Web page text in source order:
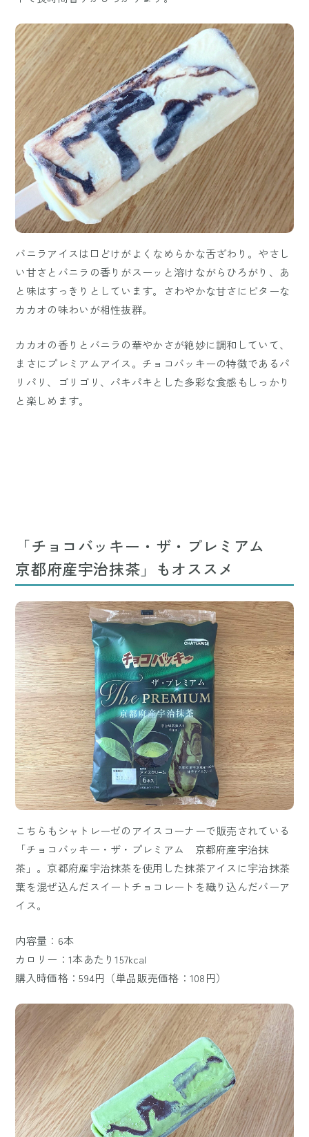
バニラアイスは口どけがよくなめらかな舌ざわり。やさし
い甘さとバニラの香りがスーッと溶けながらひろがり、あ
と味はすっきりとしています。さわやかな甘さにビターな
カカオの味わいが相性抜群。
カカオの香りとバニラの華やかさが絶妙に調和していて、
まさにプレミアムアイス。チョコバッキーの特徴であるパ
リパリ、ゴリゴリ、パキパキとした多彩な食感もしっかり
と楽しめます。
「チョコバッキー・ザ・プレミアム
京都府産宇治抹茶」もオススメ
こちらもシャトレーゼのアイスコーナーで販売されている
「チョコバッキー・ザ・プレミアム 京都府産宇治抹
茶」。京都府産宇治抹茶を使用した抹茶アイスに宇治抹茶
葉を混ぜ込んだスイートチョコレートを織り込んだバーア
イス。
内容量：6本
カロリー：1本あたり157kcal
購入時価格：594円（単品販売価格：108円）